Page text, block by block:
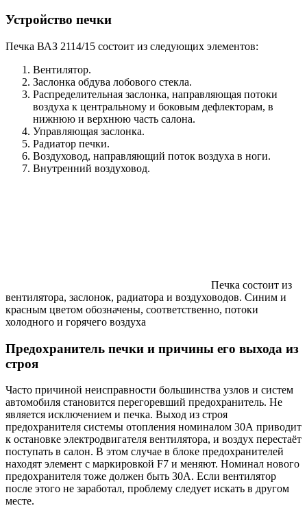
Устройство печки
Печка ВАЗ 2114/15 состоит из следующих элементов:
Вентилятор.
Заслонка обдува лобового стекла.
Распределительная заслонка, направляющая потоки
воздуха к центральному и боковым дефлекторам, в
нижнюю и верхнюю часть салона.
Управляющая заслонка.
Радиатор печки.
Воздуховод, направляющий поток воздуха в ноги.
Внутренний воздуховод.
Печка состоит из
вентилятора, заслонок, радиатора и воздуховодов. Синим и
красным цветом обозначены, соответственно, потоки
холодного и горячего воздуха
Предохранитель печки и причины его выхода из
строя
Часто причиной неисправности большинства узлов и систем
автомобиля становится перегоревший предохранитель. Не
является исключением и печка. Выход из строя
предохранителя системы отопления номиналом 30А приводит
к остановке электродвигателя вентилятора, и воздух перестаёт
поступать в салон. В этом случае в блоке предохранителей
находят элемент с маркировкой F7 и меняют. Номинал нового
предохранителя тоже должен быть 30А. Если вентилятор
после этого не заработал, проблему следует искать в другом
месте.